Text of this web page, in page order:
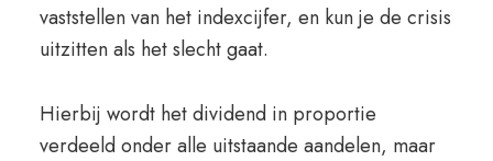
vaststellen van het indexcijfer, en kun je de crisis
uitzitten als het slecht gaat.
Hierbij wordt het dividend in proportie
verdeeld onder alle uitstaande aandelen, maar